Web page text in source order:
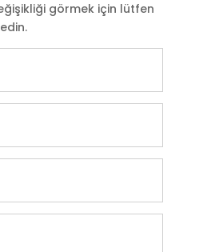
görmek için lütfen